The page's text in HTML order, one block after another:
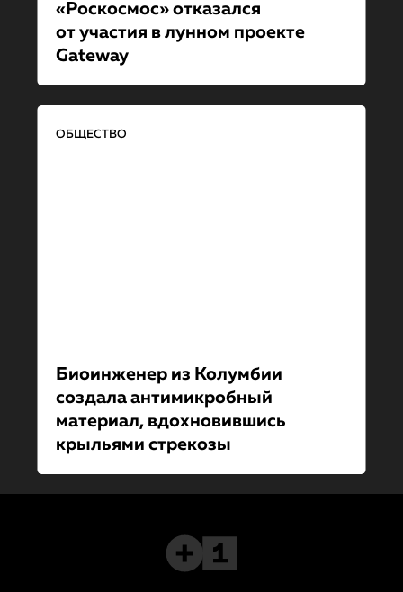
«Роскосмос» отказался
от участия в лунном проекте
Gateway
ОБЩЕСТВО
Биоинженер из Колумбии
создала антимикробный
материал, вдохновившись
крыльями стрекозы